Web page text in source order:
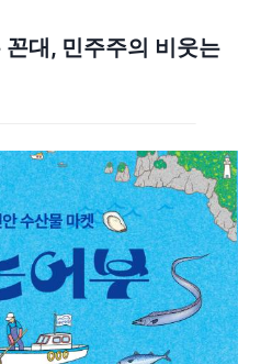
대, 민주주의 비웃는